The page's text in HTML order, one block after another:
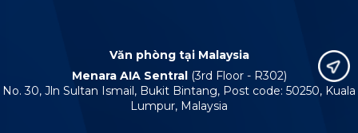
Văn phòng tại Malaysia
Menara AIA Sentral (3rd Floor - R302)
No. 30, Jln Sultan Ismail, Bukit Bintang, Post code: 50250, Kuala
Lumpur, Malaysia